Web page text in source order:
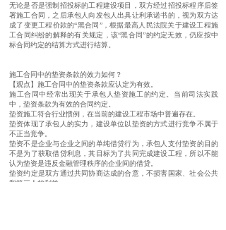
无论是否是强制招投标的工程建设项目，双方经过招投标程序后签
署施工合同，之后承包人向发包人出具让利承诺书的，视为双方达
成了变更工程价款的“黑合同”，根据最高人民法院关于建设工程施
工合同纠纷的解释的有关规定，该“黑合同”的约定无效，仍应按中
标合同约定的结算方式进行结算。
施工合同中的垫资条款的效力如何？
【观点】施工合同中的垫资条款应认定为有效。
施工合同中经常出现关于承包人垫资施工的约定。当前司法实践
中，垫资条款为有效的合同约定。
垫资施工符合行业惯例，在当前的建设工程市场中普遍存在。
垫资体现了承包人的实力，建设单位以垫资的方式进行竞争不属于
不正当竞争。
垫资不是企业与企业之间的单纯借贷行为，承包人支付垫资的目的
不是为了获取借贷利息，其目标为了共同完成建设工程，所以不能
认为垫资是违反金融管理秩序的企业间的借贷。
垫资约定是双方通过共同协商达成的合意，不损害国家、社会公共
和第三人的利益。